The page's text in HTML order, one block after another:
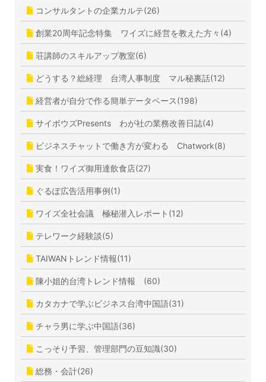
コンサルタントの企業カルテ(26)
創業20周年記念特集 ワイズに経営を教えた方々(4)
荘講師のスキルアップ教室(6)
どうする？総経理 台湾人事制度 マル秘裏話(12)
経営者が自分で作る簡単データベース(198)
サイボウズPresents わが社の業務改善日誌(4)
ビジネスチャットで働き方が変わる Chatwork(8)
実食！ワイズ御用達飲食店(27)
ぐるぽ広告活用事例(1)
ワイズ全社会議 極秘潜入レポート(12)
テレワーク経験談(5)
TAIWANトレンド情報(11)
陳小姐的台湾トレンド情報 (60)
カタカナで学ぶビジネス台湾中国語(31)
チャラ男に学ぶ中国語(36)
こっそり予習、管理部門の豆知識(30)
総務・会計(26)